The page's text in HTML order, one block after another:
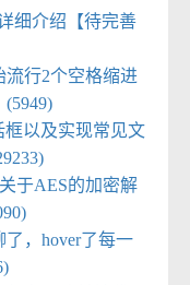
细介绍【待完善
流行2个空格缩进
框以及实现常见文
于AES的加密解
，hover了每一